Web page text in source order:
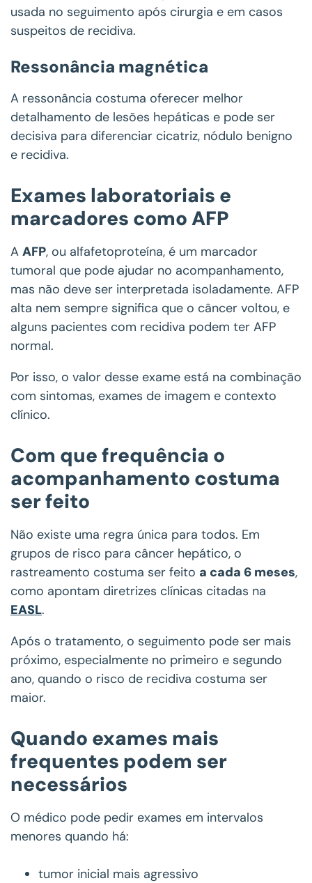
usada no seguimento após cirurgia e em casos
suspeitos de recidiva.
Ressonância magnética
A ressonância costuma oferecer melhor
detalhamento de lesões hepáticas e pode ser
decisiva para diferenciar cicatriz, nódulo benigno
e recidiva.
Exames laboratoriais e
marcadores como AFP
A AFP, ou alfafetoproteína, é um marcador
tumoral que pode ajudar no acompanhamento,
mas não deve ser interpretada isoladamente. AFP
alta nem sempre significa que o câncer voltou, e
alguns pacientes com recidiva podem ter AFP
normal.
Por isso, o valor desse exame está na combinação
com sintomas, exames de imagem e contexto
clínico.
Com que frequência o
acompanhamento costuma
ser feito
Não existe uma regra única para todos. Em
grupos de risco para câncer hepático, o
rastreamento costuma ser feito a cada 6 meses,
como apontam diretrizes clínicas citadas na
EASL.
Após o tratamento, o seguimento pode ser mais
próximo, especialmente no primeiro e segundo
ano, quando o risco de recidiva costuma ser
maior.
Quando exames mais
frequentes podem ser
necessários
O médico pode pedir exames em intervalos
menores quando há:
tumor inicial mais agressivo